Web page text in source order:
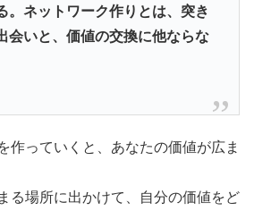
。ネットワーク作りとは、突き
会いと、価値の交換に他ならな
作っていくと、あなたの価値が広ま
る場所に出かけて、自分の価値をど